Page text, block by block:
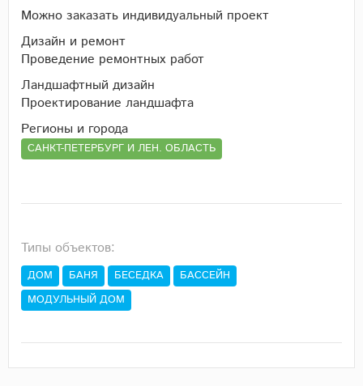
Можно заказать индивидуальный проект
Дизайн и ремонт
Проведение ремонтных работ
Ландшафтный дизайн
Проектирование ландшафта
Регионы и города
САНКТ-ПЕТЕРБУРГ И ЛЕН. ОБЛАСТЬ
Типы объектов:
ДОМ БАНЯ БЕСЕДКА
БАССЕЙН
МОДУЛЬНЫЙ ДОМ